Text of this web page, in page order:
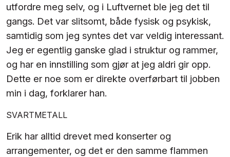
utfordre meg selv, og i Luftvernet ble jeg det til
gangs. Det var slitsomt, både fysisk og psykisk,
samtidig som jeg syntes det var veldig interessant.
Jeg er egentlig ganske glad i struktur og rammer,
og har en innstilling som gjør at jeg aldri gir opp.
Dette er noe som er direkte overførbart til jobben
min i dag, forklarer han.
SVARTMETALL
Erik har alltid drevet med konserter og
arrangementer, og det er den samme flammen